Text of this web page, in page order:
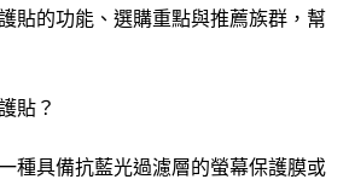
貼的功能、選購重點與推薦族群，幫
貼？
種具備抗藍光過濾層的螢幕保護膜或